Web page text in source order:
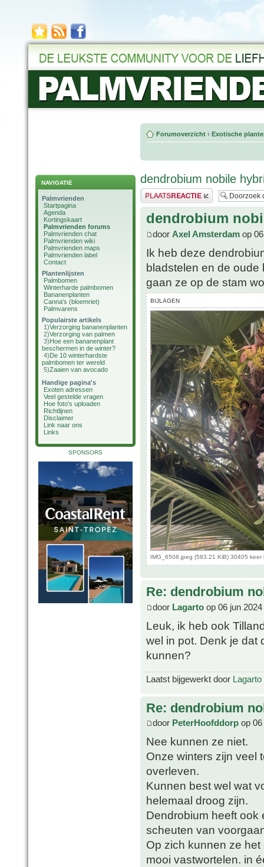
NAVIGATIE
Palmvrienden
Startpagina
Agenda
Kortingskaart
Palmvrienden forums
Palmvrienden chat
Palmvrienden wiki
Palmvrienden maps
Palmvrienden label
Contact
Plantenlijsten
Palmbomen
Winterharde palmbomen
Bananenplanten
Canna's (bloemriet)
Palmvarens
Populairste artikels
1)Verzorging bananenplanten
2)Verzorging van palmen
3)Hoe een bananenplant
beschermen in de winter?
4)De 10 winterhardste
palmbomen ter wereld
5)Zaaien van avocado
Handige pagina's
Exoten adressen
Veel gestelde vragen
Hoe foto's uploaden
Richtlijnen
Disclaimer
Link naar ons
Links
SPONSORS
Forumoverzicht ‹ Exotische
dendrobium nobile
Plaats een reactie
dendrobium
door Axel Amsterdam op
Ik heb deze
bladstelen en de oude
gaan ze op de stam
BIJLAGEN
IMG_6508.jpeg (583.21 KiB) 30405 keer
Re: dendrobium
door Lagarto op 06 jun
Leuk, ik heb ook
wel in pot. Denk je dat
kunnen?
Laatst bijgewerkt door Lagarto
Re: dendrobium
door PeterHoofddorp op
Nee kunnen ze niet.
Onze winters zijn veel
overleven.
Kunnen best wel wat
helemaal droog zijn.
Dendrobium heeft ook
scheuten van
Op zich kunnen ze
mooi vastwortelen. in